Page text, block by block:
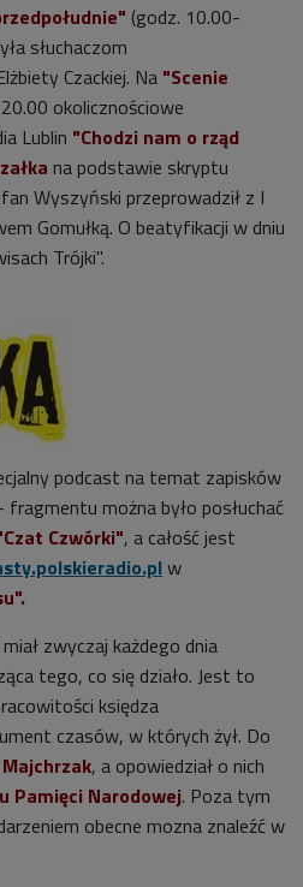
(godz. 10.00-
słuchaczom
Czackiej. Na "Scenie
okolicznościowe
Lublin "Chodzi nam o rząd
na podstawie skryptu
Wyszyński przeprowadził z I
Gomułką. O beatyfikacji w dniu
Trójki".
podcast na temat zapisków
można było posłuchać
Czwórki", a całość jest
w
zwyczaj każdego dnia
tego, co się działo. Jest to
księdza
czasów, w których żył. Do
, a opowiedział o nich
Pamięci Narodowej. Poza tym
obecne mozna znaleźć w